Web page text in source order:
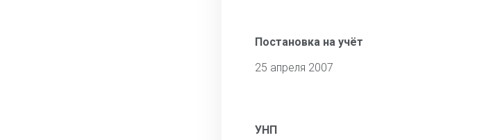
Постановка на учёт
25 апреля 2007
УНП